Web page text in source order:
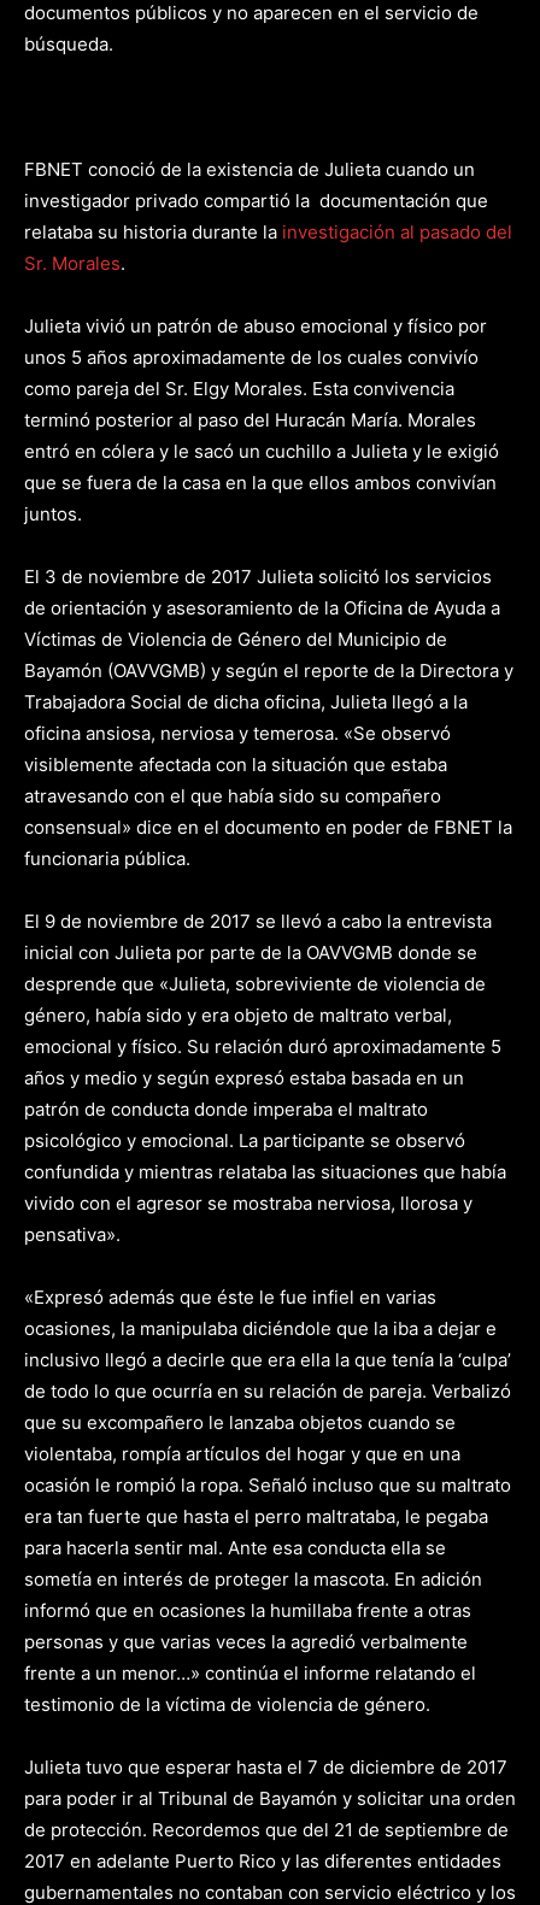
documentos públicos y no aparecen en el servicio de
búsqueda.
FBNET conoció de la existencia de Julieta cuando un
investigador privado compartió la documentación que
relataba su historia durante la investigación al pasado del
Sr. Morales.
Julieta vivió un patrón de abuso emocional y físico por
unos 5 años aproximadamente de los cuales convivío
como pareja del Sr. Elgy Morales. Esta convivencia
terminó posterior al paso del Huracán María. Morales
entró en cólera y le sacó un cuchillo a Julieta y le exigió
que se fuera de la casa en la que ellos ambos convivían
juntos.
El 3 de noviembre de 2017 Julieta solicitó los servicios
de orientación y asesoramiento de la Oficina de Ayuda a
Víctimas de Violencia de Género del Municipio de
Bayamón (OAVVGMB) y según el reporte de la Directora y
Trabajadora Social de dicha oficina, Julieta llegó a la
oficina ansiosa, nerviosa y temerosa. «Se observó
visiblemente afectada con la situación que estaba
atravesando con el que había sido su compañero
consensual» dice en el documento en poder de FBNET la
funcionaria pública.
El 9 de noviembre de 2017 se llevó a cabo la entrevista
inicial con Julieta por parte de la OAVVGMB donde se
desprende que «Julieta, sobreviviente de violencia de
género, había sido y era objeto de maltrato verbal,
emocional y físico. Su relación duró aproximadamente 5
años y medio y según expresó estaba basada en un
patrón de conducta donde imperaba el maltrato
psicológico y emocional. La participante se observó
confundida y mientras relataba las situaciones que había
vivido con el agresor se mostraba nerviosa, llorosa y
pensativa».
«Expresó además que éste le fue infiel en varias
ocasiones, la manipulaba diciéndole que la iba a dejar e
inclusivo llegó a decirle que era ella la que tenía la ‘culpa’
de todo lo que ocurría en su relación de pareja. Verbalizó
que su excompañero le lanzaba objetos cuando se
violentaba, rompía artículos del hogar y que en una
ocasión le rompió la ropa. Señaló incluso que su maltrato
era tan fuerte que hasta el perro maltrataba, le pegaba
para hacerla sentir mal. Ante esa conducta ella se
sometía en interés de proteger la mascota. En adición
informó que en ocasiones la humillaba frente a otras
personas y que varias veces la agredió verbalmente
frente a un menor…» continúa el informe relatando el
testimonio de la víctima de violencia de género.
Julieta tuvo que esperar hasta el 7 de diciembre de 2017
para poder ir al Tribunal de Bayamón y solicitar una orden
de protección. Recordemos que del 21 de septiembre de
2017 en adelante Puerto Rico y las diferentes entidades
gubernamentales no contaban con servicio eléctrico y los